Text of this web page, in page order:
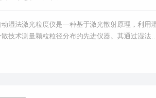
动湿法激光粒度仪是一种基于激光散射原理，利用
技术测量颗粒粒径分布的先进仪器。其通过湿法分
悬浮的颗粒上，颗粒会向各个方向散射光。散射光的